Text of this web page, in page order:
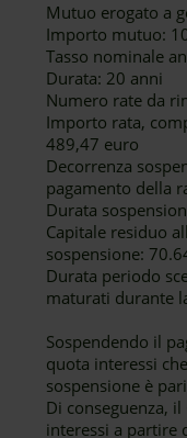
Mutuo erogato a
Importo mutuo:
Tasso nominale
Durata: 20 anni
Numero rate da
Importo rata,
489,47 euro
Decorrenza
pagamento della
Durata
Capitale residuo
sospensione:
Durata periodo
maturati durante
Sospendendo il
quota interessi
sospensione è
Di conseguenza,
interessi a partire